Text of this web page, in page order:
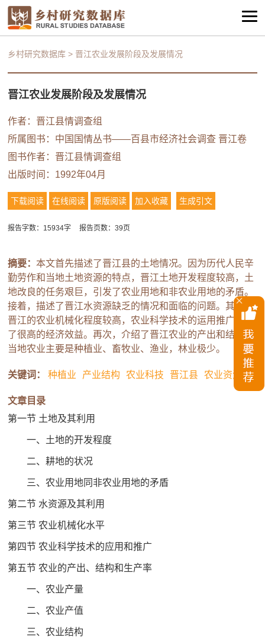
乡村研究数据库 > 晋江农业发展阶段及发展情况
晋江农业发展阶段及发展情况
作者：晋江县情调查组
所属图书： 中国国情丛书——百县市经济社会调查 晋江卷
图书作者：晋江县情调查组
出版时间：1992年04月
下载阅读 在线阅读 原版阅读 加入收藏 生成引文
报告字数：15934字 报告页数：39页
摘要：本文首先描述了晋江县的土地情况。因为历代人民辛
勤劳作和当地土地资源的特点，晋江土地开发程度较高，土
地改良的任务艰巨，引发了农业用地和非农业用地的矛盾。
接着，描述了晋江水资源缺乏的情况和面临的问题。其次，
晋江的农业机械化程度较高，农业科学技术的运用推广产生
了很高的经济效益。再次，介绍了晋江农业的产出和结构，
当地农业主要是种植业、畜牧业、渔业，林业极少。
关键词： 种植业 产业结构 农业科技 晋江县 农业资源
文章目录
第一节 土地及其利用
一、土地的开发程度
二、耕地的状况
三、农业用地同非农业用地的矛盾
第二节 水资源及其利用
第三节 农业机械化水平
第四节 农业科学技术的应用和推广
第五节 农业的产出、结构和生产率
一、农业产量
二、农业产值
三、农业结构